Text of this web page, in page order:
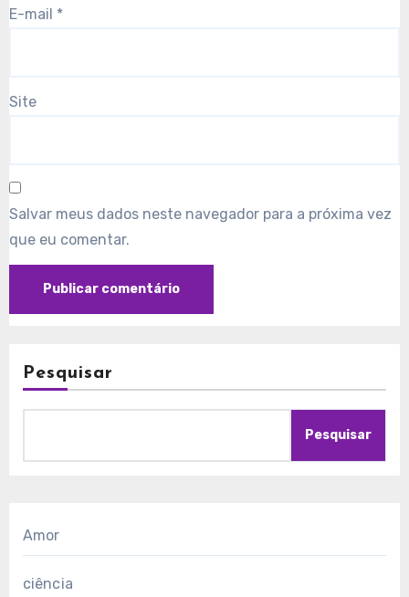
E-mail *
Site
Salvar meus dados neste navegador para a próxima vez
que eu comentar.
Pesquisar
Pesquisar
Amor
ciência